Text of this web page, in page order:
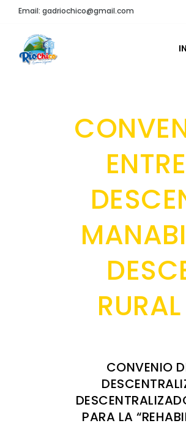
Email: gadriochico@gmail.com
CONVENIO
PARA LA